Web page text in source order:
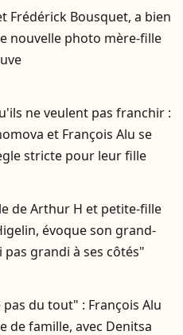
Frédérick Bousquet, a bien
nouvelle photo mère-fille
ne veulent pas franchir :
et François Alu se
stricte pour leur fille
de Arthur H et petite-fille
évoque son grand-
pas grandi à ses côtés"
pas du tout" : François Alu
de famille, avec Denitsa